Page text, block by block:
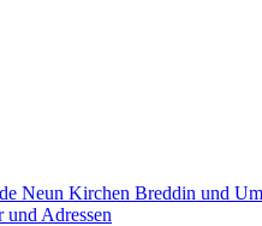
Neun Kirchen Breddin und
und Adressen